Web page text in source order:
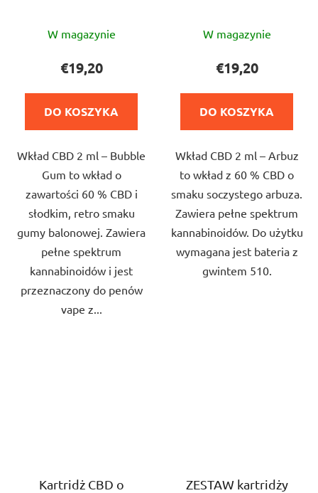
ocena
wynosi
5,0
na
gwiazdek.
W magazynie
€19,20
DO KOSZYKA
Wkład CBD 2 ml – Bubble
Gum to wkład o
zawartości 60 % CBD i
słodkim, retro smaku
gumy balonowej. Zawiera
pełne spektrum
kannabinoidów i jest
przeznaczony do penów
vape z...
ocena
wynosi
5,0
na
gwiazdek.
W magazynie
€19,20
DO KOSZYKA
Wkład CBD 2 ml – Arbuz
to wkład z 60 % CBD o
smaku soczystego arbuza.
Zawiera pełne spektrum
kannabinoidów. Do użytku
wymagana jest bateria z
gwintem 510.
Kartridż CBD o
ZESTAW kartridży